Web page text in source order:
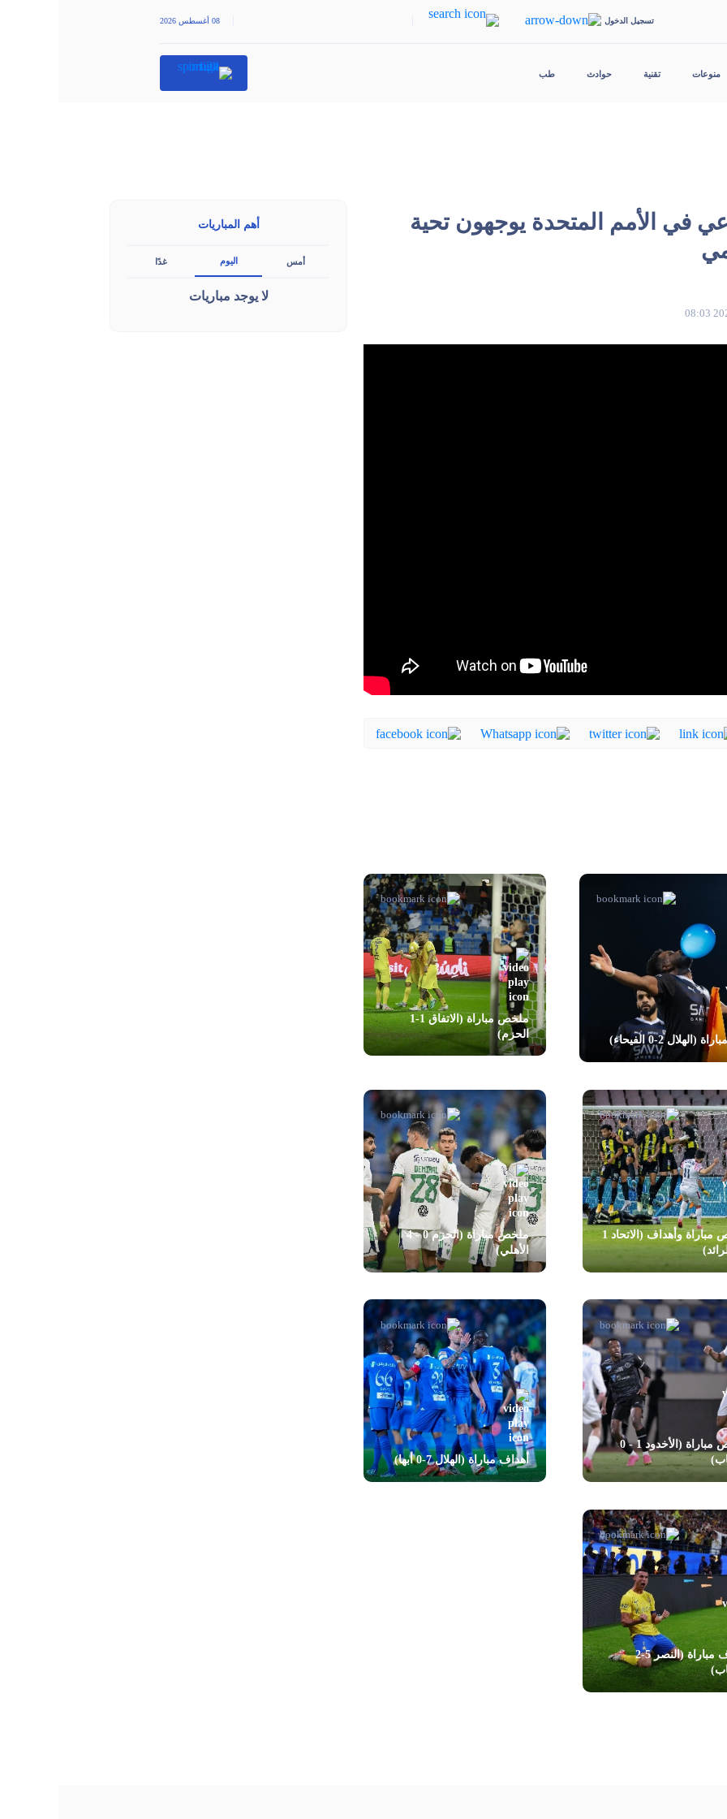
تسجيل الدخول 08 أغسطس 2026
منوعات تقنية حوادث طب
في الأمم المتحدة يوجهون تحية
(الهلال 2-0 الفيحاء)
ملخص مباراة (الاتفاق 1-1
الحزم)
ملخص مباراة وأهداف (الاتحاد 1
ملخص مباراة (الحزم 0 - 4
الأهلي)
ملخص مباراة (الأخدود 1 - 0
أهداف مباراة (الهلال 7-0 أبها)
أهداف مباراة (النصر 5-2
أهم المباريات
أمس اليوم غدًا
لا يوجد مباريات